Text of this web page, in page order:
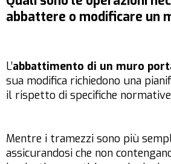
abbattere o modificare un
L’abbattimento di un muro
sua modifica richiedono una
il rispetto di specifiche
Mentre i tramezzi sono più
assicurandosi che non